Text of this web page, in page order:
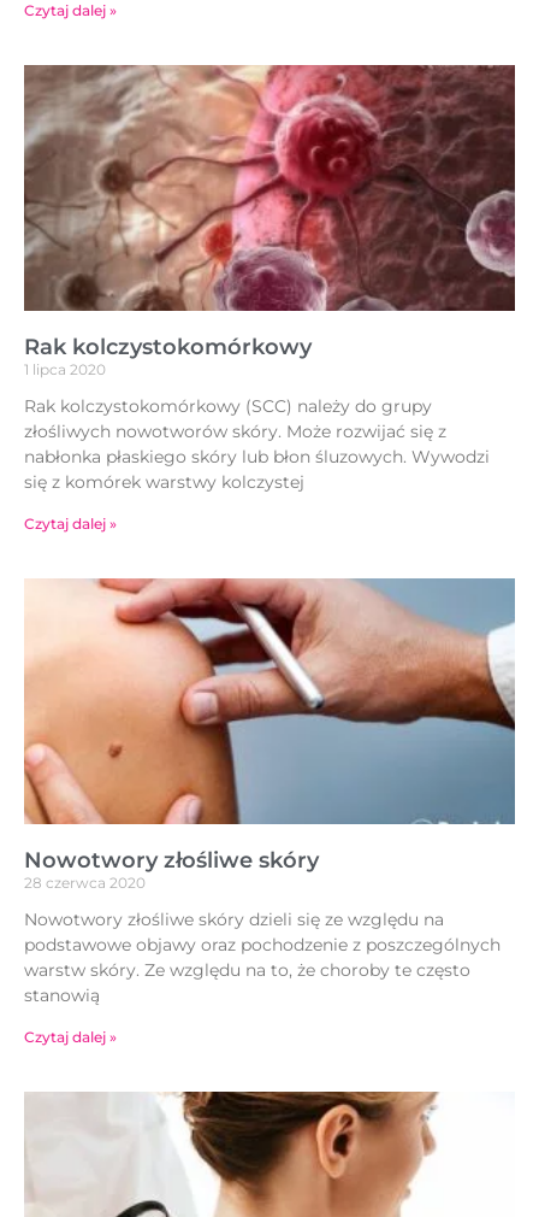
Czytaj dalej »
Rak kolczystokomórkowy
1 lipca 2020
Rak kolczystokomórkowy (SCC) należy do grupy
złośliwych nowotworów skóry. Może rozwijać się z
nabłonka płaskiego skóry lub błon śluzowych. Wywodzi
się z komórek warstwy kolczystej
Czytaj dalej »
Nowotwory złośliwe skóry
28 czerwca 2020
Nowotwory złośliwe skóry dzieli się ze względu na
podstawowe objawy oraz pochodzenie z poszczególnych
warstw skóry. Ze względu na to, że choroby te często
stanowią
Czytaj dalej »